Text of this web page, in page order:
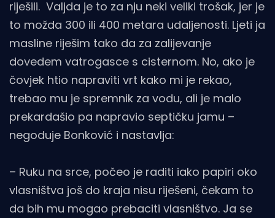
riješili. Valjda je to za nju neki veliki trošak, jer je
to možda 300 ili 400 metara udaljenosti. Ljeti ja
masline riješim tako da za zalijevanje
dovedem vatrogasce s cisternom. No, ako je
čovjek htio napraviti vrt kako mi je rekao,
trebao mu je spremnik za vodu, ali je malo
prekardašio pa napravio septičku jamu –
negoduje Bonković i nastavlja:
– Ruku na srce, počeo je raditi iako papiri oko
vlasništva još do kraja nisu riješeni, čekam to
da bih mu mogao prebaciti vlasništvo. Ja se